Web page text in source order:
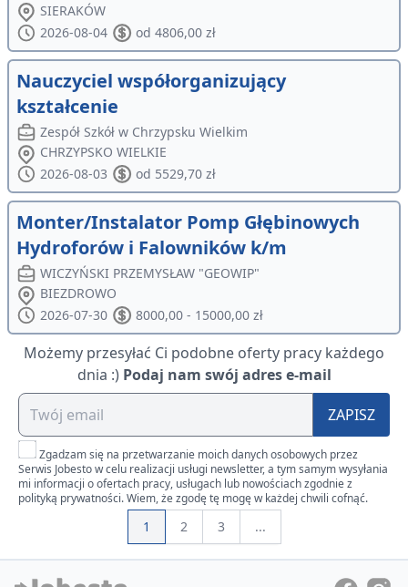
SIERAKÓW
2026-08-04
od 4806,00 zł
Nauczyciel współorganizujący
kształcenie
Zespół Szkół w Chrzypsku Wielkim
CHRZYPSKO WIELKIE
2026-08-03
od 5529,70 zł
Monter/Instalator Pomp Głębinowych
Hydroforów i Falowników k/m
WICZYŃSKI PRZEMYSŁAW "GEOWIP"
BIEZDROWO
2026-07-30
8000,00 - 15000,00 zł
Możemy przesyłać Ci podobne oferty pracy każdego
dnia :) Podaj nam swój adres e-mail
ZAPISZ
Zgadzam się na przetwarzanie moich danych osobowych przez
Serwis Jobesto w celu realizacji usługi newsletter, a tym samym wysyłania
mi informacji o ofertach pracy, usługach lub nowościach zgodnie z
polityką prywatności. Wiem, że zgodę tę mogę w każdej chwili cofnąć.
1 2 3 ...